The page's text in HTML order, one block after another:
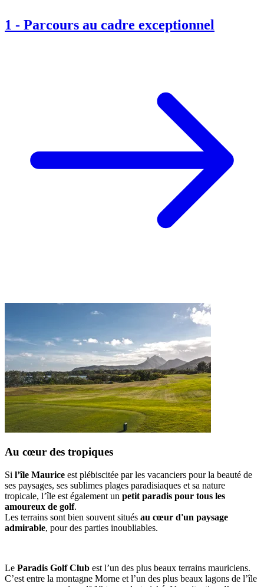
1 - Parcours au cadre exceptionnel
Au cœur des tropiques
Si l’île Maurice est plébiscitée par les vacanciers pour la beauté de
ses paysages, ses sublimes plages paradisiaques et sa nature
tropicale, l’île est également un petit paradis pour tous les
amoureux de golf.
Les terrains sont bien souvent situés au cœur d'un paysage
admirable, pour des parties inoubliables.
Le Paradis Golf Club est l’un des plus beaux terrains mauriciens.
C’est entre la montagne Morne et l’un des plus beaux lagons de l’île